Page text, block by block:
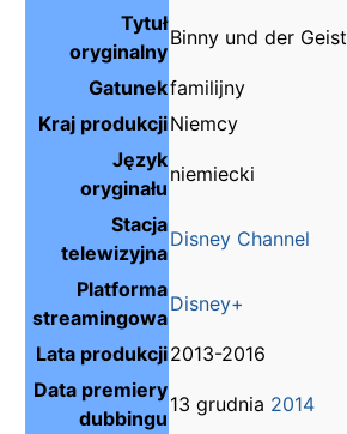
Tytuł
oryginalny
Binny und der Geist
Gatunekfamilijny
Kraj produkcjiNiemcy
Język
oryginału
niemiecki
Stacja
telewizyjna
Disney Channel
Platforma
streamingowa
Disney+
Lata produkcji2013-2016
Data premiery
dubbingu
13 grudnia 2014